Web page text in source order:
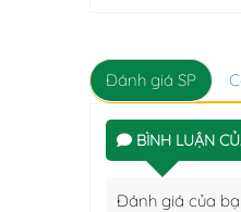
Đánh giá SP
BÌNH LUẬN
Đánh giá của